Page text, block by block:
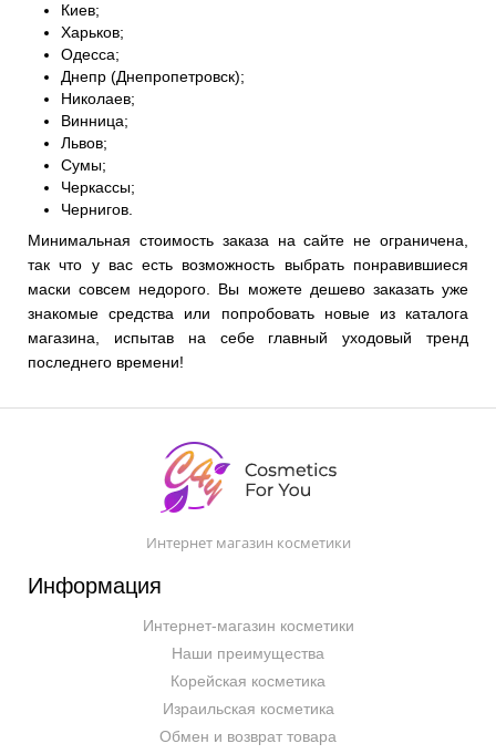
Киев;
Харьков;
Одесса;
Днепр (Днепропетровск);
Николаев;
Винница;
Львов;
Сумы;
Черкассы;
Чернигов.
Минимальная стоимость заказа на сайте не ограничена,
так что у вас есть возможность выбрать понравившиеся
маски совсем недорого. Вы можете дешево заказать уже
знакомые средства или попробовать новые из каталога
магазина, испытав на себе главный уходовый тренд
последнего времени!
Интернет магазин косметики
Информация
Интернет-магазин косметики
Наши преимущества
Корейская косметика
Израильская косметика
Обмен и возврат товара